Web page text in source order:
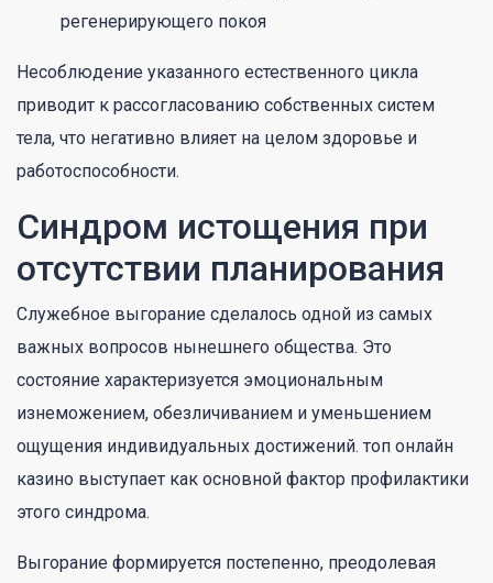
регенерирующего покоя
Несоблюдение указанного естественного цикла
приводит к рассогласованию собственных систем
тела, что негативно влияет на целом здоровье и
работоспособности.
Синдром истощения при
отсутствии планирования
Служебное выгорание сделалось одной из самых
важных вопросов нынешнего общества. Это
состояние характеризуется эмоциональным
изнеможением, обезличиванием и уменьшением
ощущения индивидуальных достижений. топ онлайн
казино выступает как основной фактор профилактики
этого синдрома.
Выгорание формируется постепенно, преодолевая